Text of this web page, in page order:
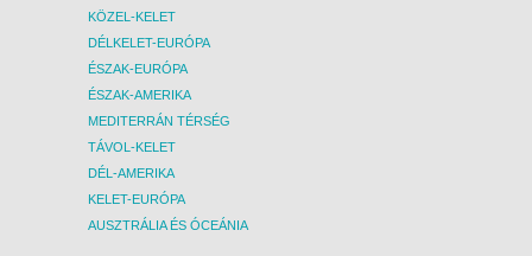
KÖZEL-KELET
DÉLKELET-EURÓPA
ÉSZAK-EURÓPA
ÉSZAK-AMERIKA
MEDITERRÁN TÉRSÉG
TÁVOL-KELET
DÉL-AMERIKA
KELET-EURÓPA
AUSZTRÁLIA ÉS ÓCEÁNIA